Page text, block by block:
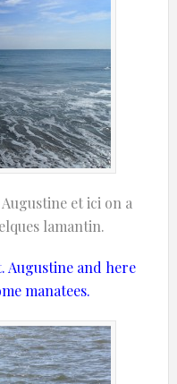
et ici on a
lamantin.
Augustine and here
manatees.